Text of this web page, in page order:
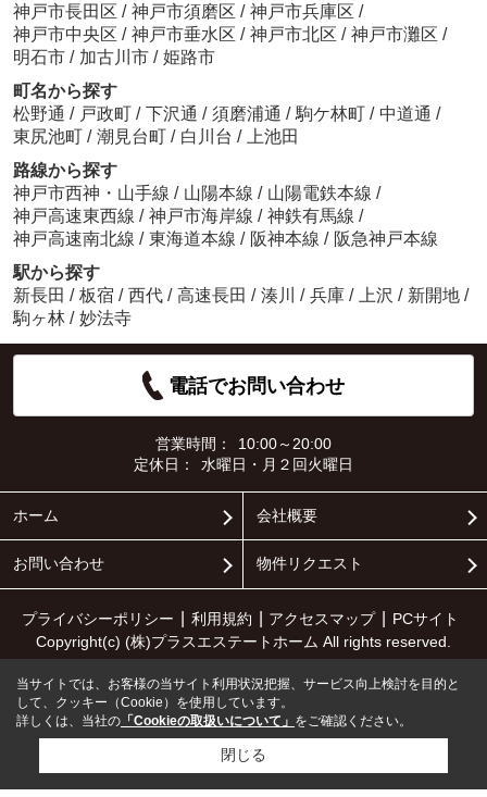
神戸市長田区 / 神戸市須磨区 / 神戸市兵庫区 /
神戸市中央区 / 神戸市垂水区 / 神戸市北区 / 神戸市灘区 /
明石市 / 加古川市 / 姫路市
町名から探す
松野通 / 戸政町 / 下沢通 / 須磨浦通 / 駒ケ林町 / 中道通 /
東尻池町 / 潮見台町 / 白川台 /
上池田
路線から探す
神戸市西神・山手線 / 山陽本線 / 山陽電鉄本線 /
神戸高速東西線 / 神戸市海岸線 / 神鉄有馬線 /
神戸高速南北線 / 東海道本線 / 阪神本線 / 阪急神戸本線
駅から探す
新長田 / 板宿 / 西代 / 高速長田 / 湊川 / 兵庫 / 上沢 / 新開地 /
駒ヶ林 / 妙法寺
電話でお問い合わせ
営業時間：
10:00～20:00
定休日：
水曜日・月２回火曜日
ホーム 会社概要
お問い合わせ 物件リクエスト
プライバシーポリシー 利用規約 アクセスマップ
PCサイト
Copyright(c) (株)プラスエステートホーム All rights reserved.
当サイトでは、お客様の当サイト利用状況把握、サービス向上検討を目的と
して、クッキー（Cookie）を使用しています。
詳しくは、当社の 「Cookieの取扱いについて」 をご確認ください。
閉じる